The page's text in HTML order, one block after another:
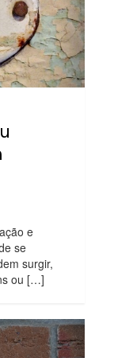
e
se
surgir,
ou […]